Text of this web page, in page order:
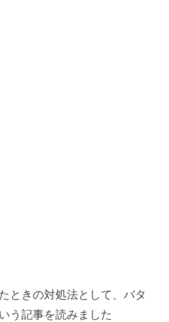
ときの対処法として、バタ
う記事を読みました